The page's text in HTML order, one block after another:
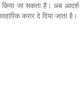
किया जा सकता है। अब आदर्श
करार दे दिया जाता है।